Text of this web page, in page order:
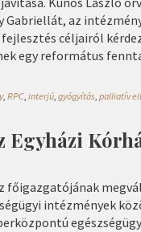
Gabriellát, az
céljairól
egy református
, RPC, interjú, gyógyítás, palliatív
Egyházi
főigazgatójának
intézmények